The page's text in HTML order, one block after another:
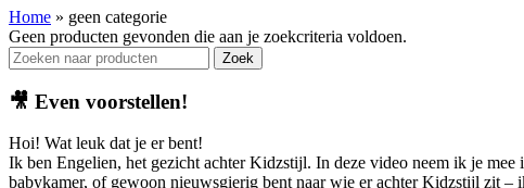
Home » geen categorie
Geen producten gevonden die aan je zoekcriteria voldoen.
Zoek
🎥 Even voorstellen!
Hoi! Wat leuk dat je er bent!
Ik ben Engelien, het gezicht achter Kidzstijl. In deze video neem ik je
babykamer, of gewoon nieuwsgierig bent naar wie er achter Kidzstijl zit –